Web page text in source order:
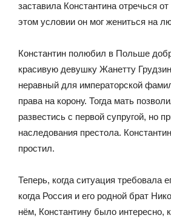
заставила Константина отречься
этом условии он мог жениться на
Константин полюбил в Польше
красивую девушку Жанетту
неравный для императорской
права на корону. Тогда мать
развестись с первой супругой, но
наследования престола.
простил.
Теперь, когда ситуация требовала
когда Россия и его родной брат
нём, Константину было интересно,